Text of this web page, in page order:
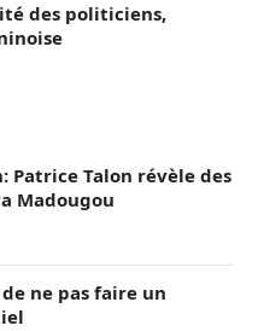
des politiciens,
Patrice Talon révèle des
Madougou
ne pas faire un